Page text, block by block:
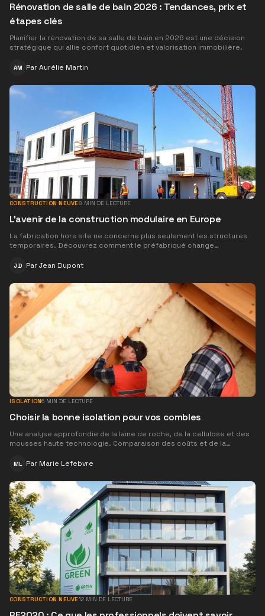
Rénovation de salle de bain 2026 : Tendances, prix et
étapes clés
Planifier la rénovation de sa salle de bain en 2026 est une décision
stratégique qui allie confort quotidien et valorisation immobilière.
AM ParAurélie Martin
CONSTRUCTION NEUVE8 MIN DE LECTURE
L'avenir de la construction modulaire en Europe
La fabrication hors site ne concerne plus seulement les structures
temporaires. Découvrez comment le préfabriqué change
JD ParJean Dupont
ISOLATION6 MIN DE LECTURE
Choisir la bonne isolation pour vos combles
Une analyse approfondie de la laine de roche, de la cellulose et des
mousses haute technologie. Comparaison des coûts et de la
ML Par Marie Lefebvre
CONSTRUCTION NEUVE12MIN DE LECTURE